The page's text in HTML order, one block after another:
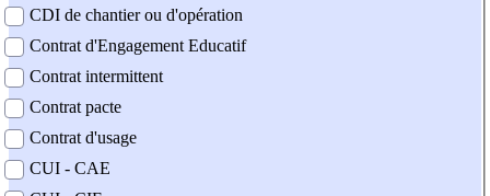
CDI de chantier ou d'opération
Contrat d'Engagement Educatif
Contrat intermittent
Contrat pacte
Contrat d'usage
CUI - CAE